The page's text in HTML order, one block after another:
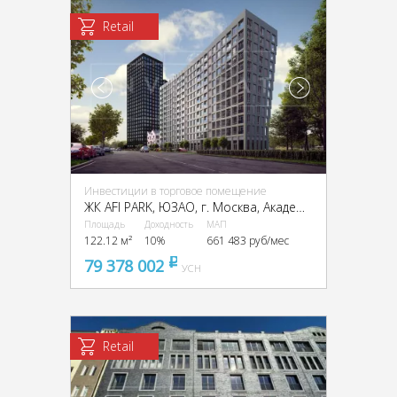
Retail
Инвестиции в торговое помещение
ЖК AFI PARK, ЮЗАО, г. Москва, Академика Челомея ул., 7А cтр. 2
Площадь
122.12 м²
Доходность
10%
МАП
661 483 руб/мес
79 378 002 pуб
УСН
Retail